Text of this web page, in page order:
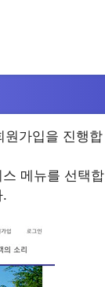
가입을 진행합
메뉴를 선택합
​​​​.